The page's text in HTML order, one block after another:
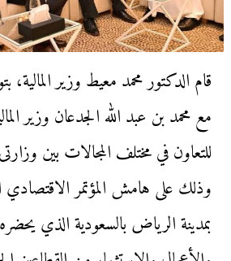
قام الدكتور محمد معيط وزير المالية،
مع محمد بن عبد الله الجدعان وزير
للتعاون في مختلف المجالات بين وزارتى
وذلك على هامش المؤتمر الاقتصادي
بمدينة الرياض بالسعودية الذي